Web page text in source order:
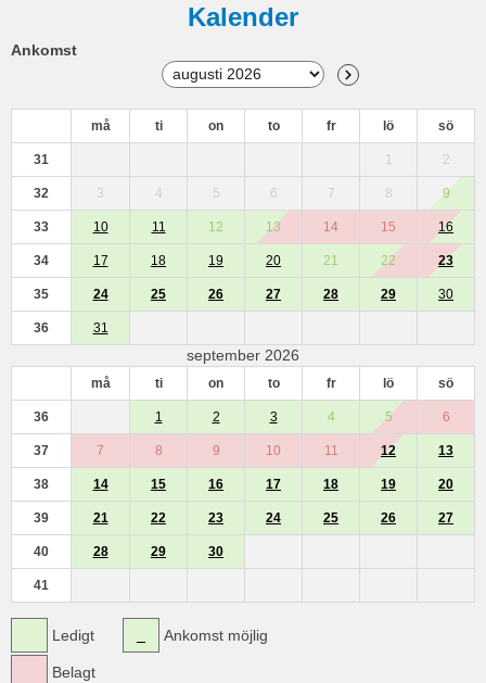
Kalender
Ankomst
må ti on to fr lö sö
31 1 2
32 3 4 5 6 7 8 9
33 10 11 12 13 14 15 16
34 17 18 19 20 21 22 23
35 24 25 26 27 28 29 30
36 31
september 2026
må ti on to fr lö sö
36 1 2 3 4 5 6
37 7 8 9 10 11 12 13
38 14 15 16 17 18 19 20
39 21 22 23 24 25 26 27
40 28 29 30
41
Ledigt
Belagt
Ankomst möjlig